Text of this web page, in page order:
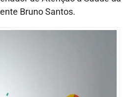
Bruno Santos.